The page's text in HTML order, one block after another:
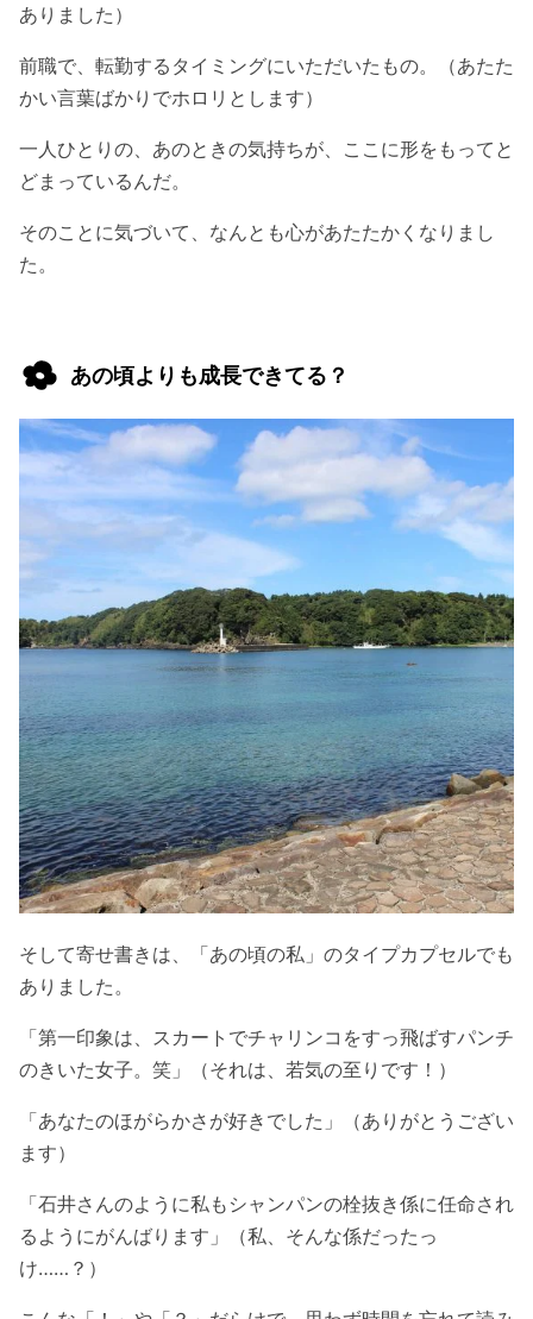
ありました）
前職で、転勤するタイミングにいただいたもの。（あたた
かい言葉ばかりでホロリとします）
一人ひとりの、あのときの気持ちが、ここに形をもってと
どまっているんだ。
そのことに気づいて、なんとも心があたたかくなりまし
た。
あの頃よりも成長できてる？
そして寄せ書きは、「あの頃の私」のタイプカプセルでも
ありました。
「第一印象は、スカートでチャリンコをすっ飛ばすパンチ
のきいた女子。笑」（それは、若気の至りです！）
「あなたのほがらかさが好きでした」（ありがとうござい
ます）
「石井さんのように私もシャンパンの栓抜き係に任命され
るようにがんばります」（私、そんな係だったっ
け……？）